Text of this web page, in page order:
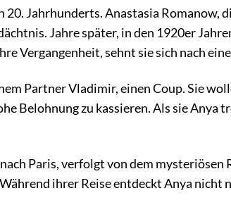
Jahrhunderts. Anastasia Romanow,
Jahre später, in den 1920er
Vergangenheit, sehnt sie sich nach
Partner Vladimir, einen Coup. Sie
Belohnung zu kassieren. Als sie Anya
Paris, verfolgt von dem
ihrer Reise entdeckt Anya